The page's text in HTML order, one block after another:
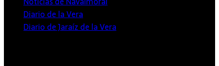
Diario de la Vera
Diario de Jaraíz de la Vera